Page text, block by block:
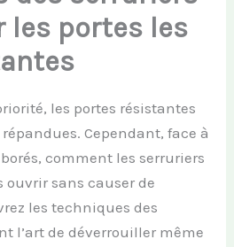
les portes les
les portes résistantes
Cependant, face à
comment les serruriers
sans causer de
les techniques des
l’art de déverrouiller même